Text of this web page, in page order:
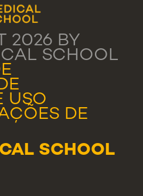
2026 BY
SCHOOL
USO
DE
SCHOOL